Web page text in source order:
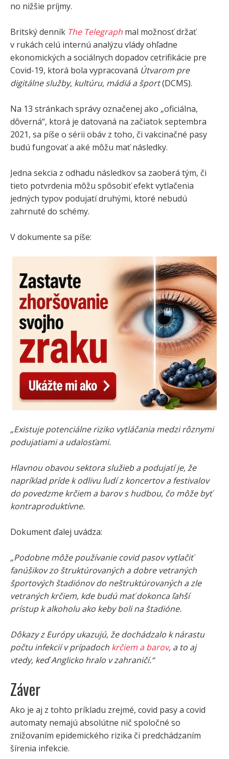
no nižšie príjmy.
Britský denník The Telegraph mal možnosť držať
v rukách celú internú analýzu vlády ohľadne
ekonomických a sociálnych dopadov cetrifikácie pre
Covid-19, ktorá bola vypracovaná Útvarom pre
digitálne služby, kultúru, mádiá a šport(DCMS).
Na 13 stránkach správy označenej ako „oficiálna,
dôverná“, ktorá je datovaná na začiatok septembra
2021, sa píše o sérii obáv z toho, či vakcinačné pasy
budú fungovať a aké môžu mať následky.
Jedna sekcia z odhadu následkov sa zaoberá tým, či
tieto potvrdenia môžu spôsobiť efekt vytlačenia
jedných typov podujatí druhými, ktoré nebudú
zahrnuté do schémy.
V dokumente sa píše:
„Existuje potenciálne riziko vytláčania medzi rôznymi
podujatiami a udalosťami.
Hlavnou obavou sektora služieb a podujatí je, že
napríklad príde k odlivu ľudí z koncertov a festivalov
do povedzme krčiem a barov s hudbou, čo môže byť
kontraproduktívne.
Dokument ďalej uvádza:
„Podobne môže používanie covid pasov vytlačiť
fanúšikov zo štruktúrovaných a dobre vetraných
športových štadiónov do neštruktúrovaných a zle
vetraných krčiem, kde budú mať dokonca ľahší
prístup k alkoholu ako keby boli na štadióne.
Dôkazy z Európy ukazujú, že dochádzalo k nárastu
počtu infekcií v prípadoch krčiem a barov, a to aj
vtedy, keď Anglicko hralo v zahraničí.“
Záver
Ako je aj z tohto príkladu zrejmé, covid pasy a covid
automaty nemajú absolútne nič spoločné so
znižovaním epidemického rizika či predchádzaním
šírenia infekcie.